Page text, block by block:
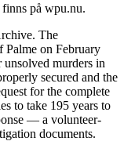
på wpu.nu.
The
Palme on February
unsolved murders in
secured and the
for the complete
to take 195 years to
— a volunteer-
documents.